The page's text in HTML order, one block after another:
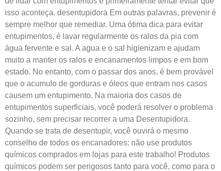
isso aconteça. desentupidora Em outras palavras, prevenir é
sempre melhor que remediar. Uma ótima dica para evitar
entupimentos, é lavar regularmente os ralos da pia com
água fervente e sal. A agua e o sal higienizam e ajudam
muito a manter os ralos e encanamentos limpos e em bom
estado. No entanto, com o passar dos anos, é bem provável
que o acumulo de gorduras e óleos que entram nos casos
causem um entupimento. Na maioria dos casos de
entupimentos superficiais, você poderá resolver o problema
sozinho, sem precisar recorrer a uma Desentupidora.
Quando se trata de desentupir, você ouvirá o mesmo
conselho de todos os encanadores: não use produtos
químicos comprados em lojas para este trabalho! Produtos
químicos podem ser perigosos tanto para você, como para o